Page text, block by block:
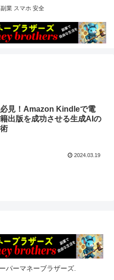
業 スマホ 安全
見！Amazon Kindleで電
出版を成功させる生成AIの
2024.03.19
ーマネーブラザーズ.